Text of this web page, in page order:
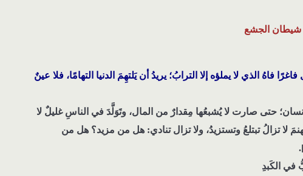
شيطان الجشع
الذي لا يملؤه إلا الترابُ؛ يريدُ أن يَلتهِمَ الدنيا التهامًا، فلا عينٌ
حتى صارت لا يُشبعُها مِقدارٌ من المال، وتَوَلَّدَ في الناسِ غليلٌ لا
لا تزالُ تبتلعُ وتستزيدُ، ولا تزال تنادي: هل من مزيد؟ هل من
الكَبدِ